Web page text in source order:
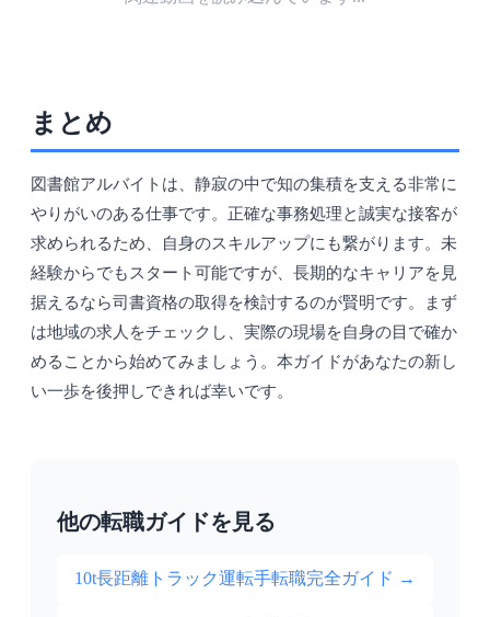
まとめ
図書館アルバイトは、静寂の中で知の集積を支える非常に
やりがいのある仕事です。正確な事務処理と誠実な接客が
求められるため、自身のスキルアップにも繋がります。未
経験からでもスタート可能ですが、長期的なキャリアを見
据えるなら司書資格の取得を検討するのが賢明です。まず
は地域の求人をチェックし、実際の現場を自身の目で確か
めることから始めてみましょう。本ガイドがあなたの新し
い一歩を後押しできれば幸いです。
他の転職ガイドを見る
10t長距離トラック運転手転職完全ガイド →